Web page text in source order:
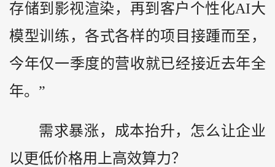
存储到影视渲染，再到客户个性化AI大
模型训练，各式各样的项目接踵而至，
今年仅一季度的营收就已经接近去年全
年。”
需求暴涨，成本抬升，怎么让企业
以更低价格用上高效算力？